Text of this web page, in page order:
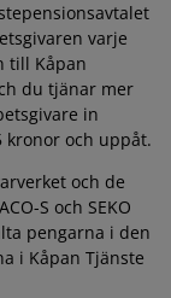
varje
till Kåpan
du tjänar mer
in
kronor och uppåt.
och de
S och SEKO
pengarna i den
i Kåpan Tjänste